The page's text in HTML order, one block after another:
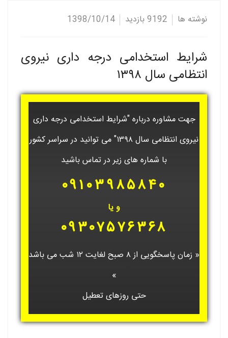
نوشته ها 9192 بازدید 1398/10/14
شرایط استخدامی درجه داری نیروی
انتظامی سال ۱۳۹۸
جهت مشاوره درباره "شرایط استخدامی درجه داری
نیروی انتظامی سال ۱۳۹۸" می توانید در سراسر کشور
با شماره های زیر در تماس باشید
۰۹۱۰۳۹۸۵۸۴۰
و یا
۰۹۳۰۷۵۷۶۳۶۸
« زمان پاسخگویی از ۸ صبح لغایت ۱۲ شب می باشد
»
حتی روزهای تعطیل